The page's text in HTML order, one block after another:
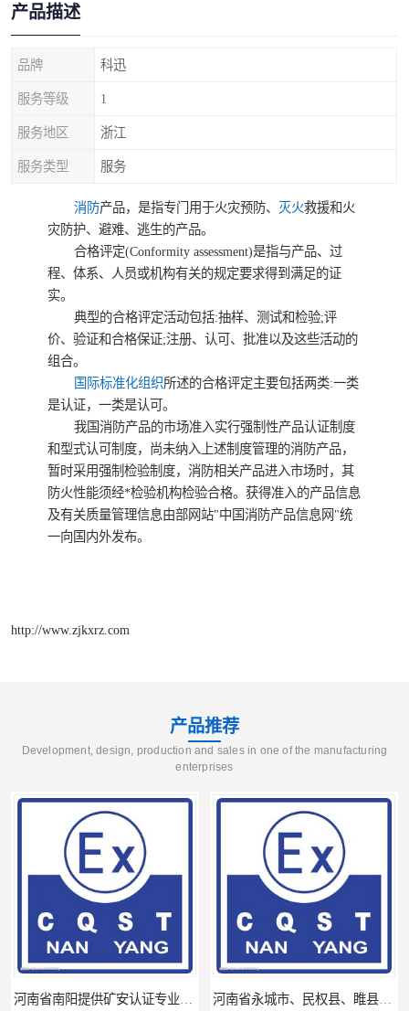
产品描述
品牌 科迅
服务等级 1
服务地区 浙江
服务类型 服务
消防产品，是指专门用于火灾预防、 灭火救援和火
灾防护、避难、逃生的产品。
合格评定(Conformity assessment)是指与产品、过
程、体系、人员或机构有关的规定要求得到满足的证
实。
典型的合格评定活动包括:抽样、测试和检验;评
价、验证和合格保证;注册、认可、批准以及这些活动的
组合。
国际标准化组织所述的合格评定主要包括两类:一类
是认证，一类是认可。
我国消防产品的市场准入实行强制性产品认证制度
和型式认可制度，尚未纳入上述制度管理的消防产品，
暂时采用强制检验制度，消防相关产品进入市场时，其
防火性能须经*检验机构检验合格。获得准入的产品信息
及有关质量管理信息由部网站"中国消防产品信息网"统
一向国内外发布。
http://www.zjkxrz.com
产品推荐
Development, design, production and sales in one of the manufacturing
enterprises